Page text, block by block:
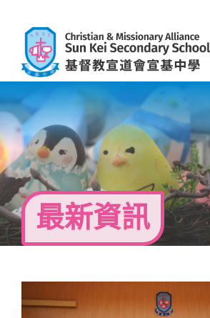
content
最新資訊
Larger